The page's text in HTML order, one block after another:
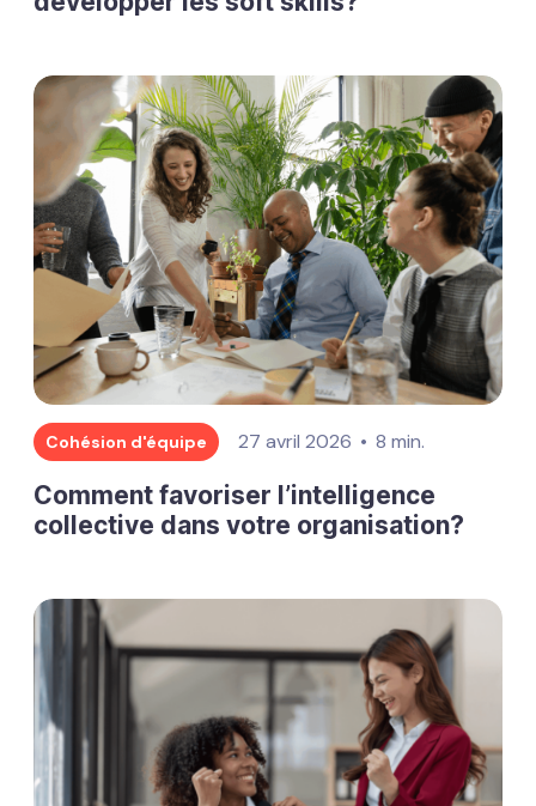
Cohésion d'équipe 27 avril 2026 8 min.
Comment favoriser l’intelligence
collective dans votre organisation?